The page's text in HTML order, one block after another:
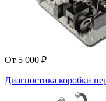
От 5 000 ₽
Диагностика коробки